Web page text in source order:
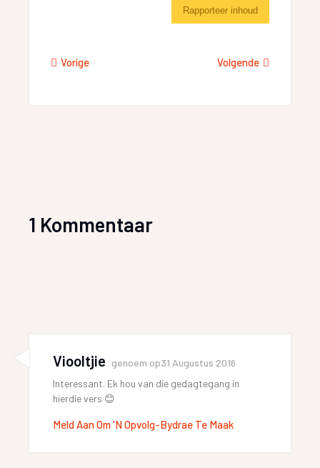
Rapporteer inhoud
Vorige Volgende
1 Kommentaar
Viooltjie genoem op31 Augustus 2016
Interessant. Ek hou van die gedagtegang in
hierdie vers 😊
Meld Aan Om 'n Opvolg-Bydrae Te Maak